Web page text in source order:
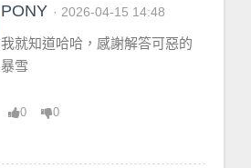
PONY · 2026-04-15 14:48
我就知道哈哈，感謝解答可惡的
暴雪
0 0